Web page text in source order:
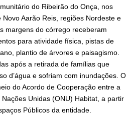
do Ribeirão do Onça, nos
Aarão Reis, regiões Nordeste e
margens do córrego receberam
para atividade física, pistas de
plantio de árvores e paisagismo.
após a retirada de famílias que
d’água e sofriam com inundações. O
do Acordo de Cooperação entre a
Unidas (ONU) Habitat, a partir
Públicos da entidade.